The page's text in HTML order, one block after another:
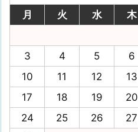
月
火 水 木
3
4 5 6
10
11 12 13
17
18 19 20
24
25 26 27